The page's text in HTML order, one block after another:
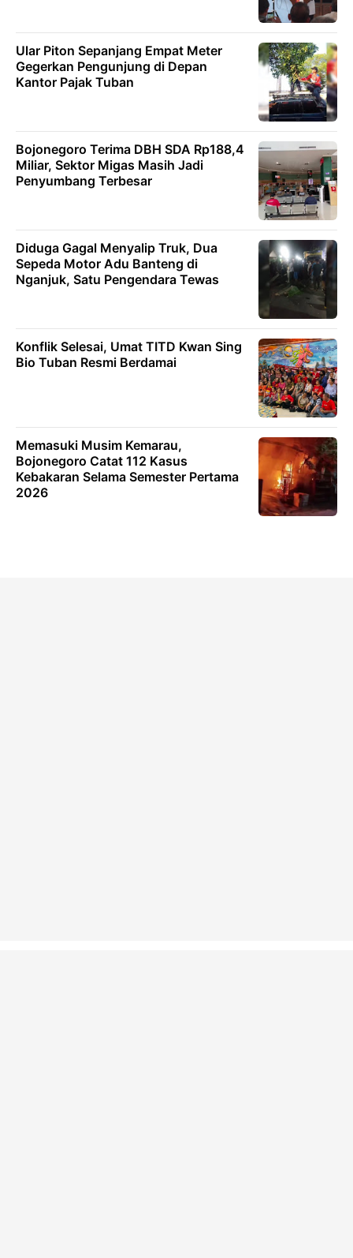
Ular Piton Sepanjang Empat Meter
Gegerkan Pengunjung di Depan
Kantor Pajak Tuban
Bojonegoro Terima DBH SDA Rp188,4
Miliar, Sektor Migas Masih Jadi
Penyumbang Terbesar
Diduga Gagal Menyalip Truk, Dua
Sepeda Motor Adu Banteng di
Nganjuk, Satu Pengendara Tewas
Konflik Selesai, Umat TITD Kwan Sing
Bio Tuban Resmi Berdamai
Memasuki Musim Kemarau,
Bojonegoro Catat 112 Kasus
Kebakaran Selama Semester Pertama
2026